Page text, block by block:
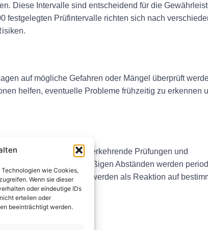
wie Cookies,
Wenn sie dieser
oder eindeutige IDs
erteilen oder
beeinträchtigt werden.
Diese Intervalle sind entscheidend für die
festgelegten Prüfintervalle richten sich nach
auf mögliche Gefahren oder Mängel überprüft
helfen, eventuelle Probleme frühzeitig zu erkennen
Erstprüfungen, wiederkehrende Prüfungen und
in regelmäßigen Abständen werden
Inspektionen werden als Reaktion auf